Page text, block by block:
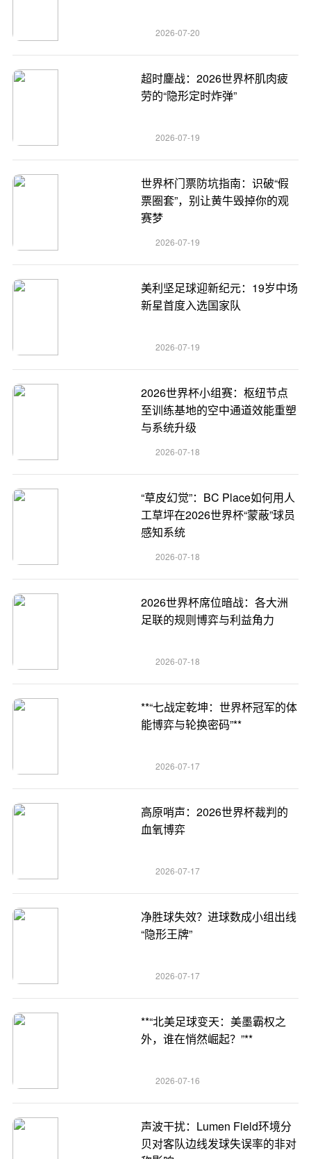
2026-07-20
超时鏖战：2026世界杯肌肉疲
劳的“隐形定时炸弹”
2026-07-19
世界杯门票防坑指南：识破“假
票圈套”，别让黄牛毁掉你的观
赛梦
2026-07-19
美利坚足球迎新纪元：19岁中场
新星首度入选国家队
2026-07-19
2026世界杯小组赛：枢纽节点
至训练基地的空中通道效能重塑
与系统升级
2026-07-18
“草皮幻觉”：BC Place如何用人
工草坪在2026世界杯“蒙蔽”球员
感知系统
2026-07-18
2026世界杯席位暗战：各大洲
足联的规则博弈与利益角力
2026-07-18
**“七战定乾坤：世界杯冠军的体
能博弈与轮换密码”**
2026-07-17
高原哨声：2026世界杯裁判的
血氧博弈
2026-07-17
净胜球失效？进球数成小组出线
“隐形王牌”
2026-07-17
**“北美足球变天：美墨霸权之
外，谁在悄然崛起？”**
2026-07-16
声波干扰：Lumen Field环境分
贝对客队边线发球失误率的非对